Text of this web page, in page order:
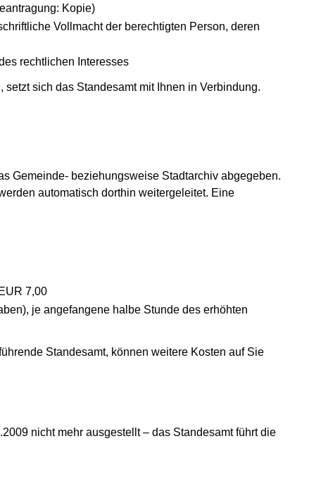
Kopie)
Vollmacht der berechtigten Person, deren
rechtlichen Interesses
sich das Standesamt mit Ihnen in Verbindung.
Gemeinde- beziehungsweise Stadtarchiv abgegeben.
automatisch dorthin weitergeleitet. Eine
7,00
je angefangene halbe Stunde des erhöhten
Standesamt, können weitere Kosten auf Sie
nicht mehr ausgestellt – das Standesamt führt die